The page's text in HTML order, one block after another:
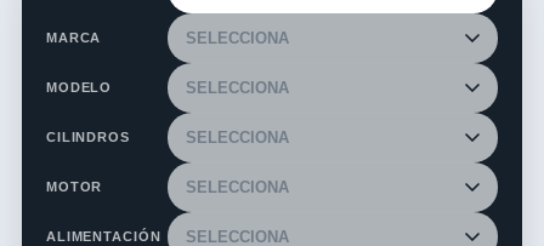
MARCA
MODELO
CILINDROS
MOTOR
ALIMENTACIÓN